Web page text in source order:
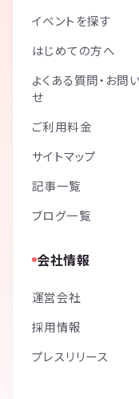
イベントを探す
はじめての方へ
よくある質問・お問
せ
ご利用料金
サイトマップ
記事一覧
ブログ一覧
会社情報
運営会社
採用情報
プレスリリース